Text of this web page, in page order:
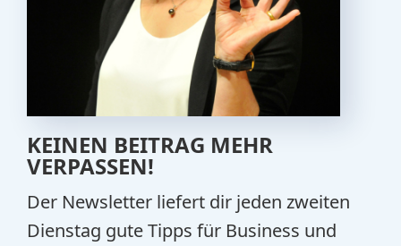
KEINEN BEITRAG MEHR
VERPASSEN!
Der Newsletter liefert dir jeden zweiten
Dienstag gute Tipps für Business und